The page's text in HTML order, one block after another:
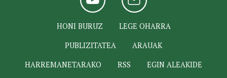
HONI BURUZ
LEGE OHARRA
PUBLIZITATEA
ARAUAK
HARREMANETARAKO
RSS EGIN ALEAKIDE